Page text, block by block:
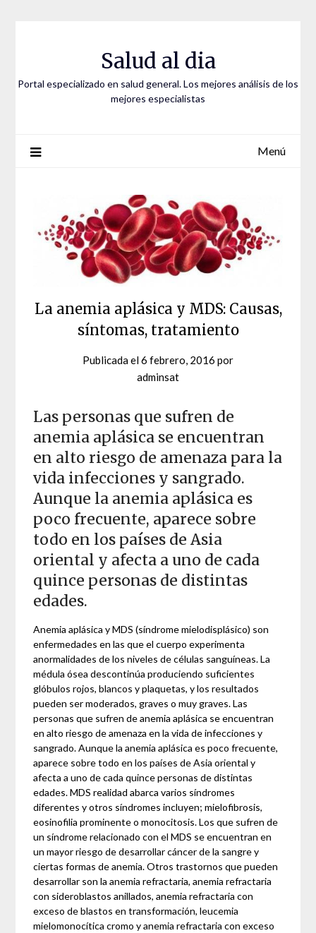
Salud al dia
Portal especializado en salud general. Los mejores análisis de los
mejores especialistas
Menú
La anemia aplásica y MDS: Causas,
síntomas, tratamiento
Publicada el6 febrero, 2016 por
adminsat
Las personas que sufren de
anemia aplásica se encuentran
en alto riesgo de amenaza para la
vida infecciones y sangrado.
Aunque la anemia aplásica es
poco frecuente, aparece sobre
todo en los países de Asia
oriental y afecta a uno de cada
quince personas de distintas
edades.
Anemia aplásica y MDS (síndrome mielodisplásico) son
enfermedades en las que el cuerpo experimenta
anormalidades de los niveles de células sanguíneas. La
médula ósea descontinúa produciendo suficientes
glóbulos rojos, blancos y plaquetas, y los resultados
pueden ser moderados, graves o muy graves. Las
personas que sufren de anemia aplásica se encuentran
en alto riesgo de amenaza en la vida de infecciones y
sangrado. Aunque la anemia aplásica es poco frecuente,
aparece sobre todo en los países de Asia oriental y
afecta a uno de cada quince personas de distintas
edades. MDS realidad abarca varios síndromes
diferentes y otros síndromes incluyen; mielofibrosis,
eosinofilia prominente o monocitosis. Los que sufren de
un síndrome relacionado con el MDS se encuentran en
un mayor riesgo de desarrollar cáncer de la sangre y
ciertas formas de anemia. Otros trastornos que pueden
desarrollar son la anemia refractaria, anemia refractaria
con sideroblastos anillados, anemia refractaria con
exceso de blastos en transformación, leucemia
mielomonocítica cromo y anemia refractaria con exceso